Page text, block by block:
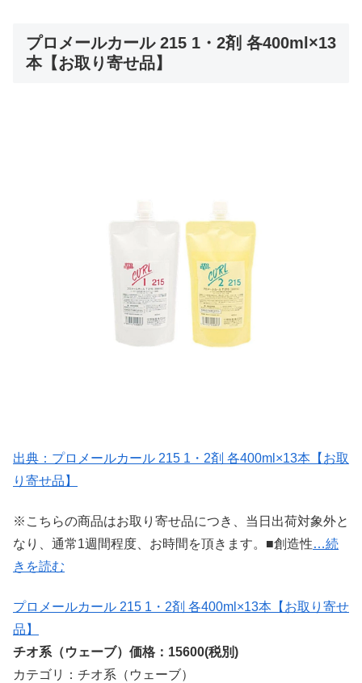
プロメールカール 215 1・2剤 各400ml×13
本【お取り寄せ品】
出典：プロメールカール 215 1・2剤 各400ml×13本【お取
り寄せ品】
※こちらの商品はお取り寄せ品につき、当日出荷対象外と
なり、通常1週間程度、お時間を頂きます。■創造性…続
きを読む
プロメールカール 215 1・2剤 各400ml×13本【お取り寄せ
品】
チオ系（ウェーブ）価格：15600(税別)
カテゴリ：チオ系（ウェーブ）